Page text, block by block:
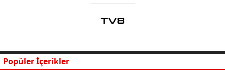
Popüler İçerikler